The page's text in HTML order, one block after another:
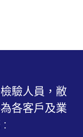
驗人員，敝
各客戶及業
: